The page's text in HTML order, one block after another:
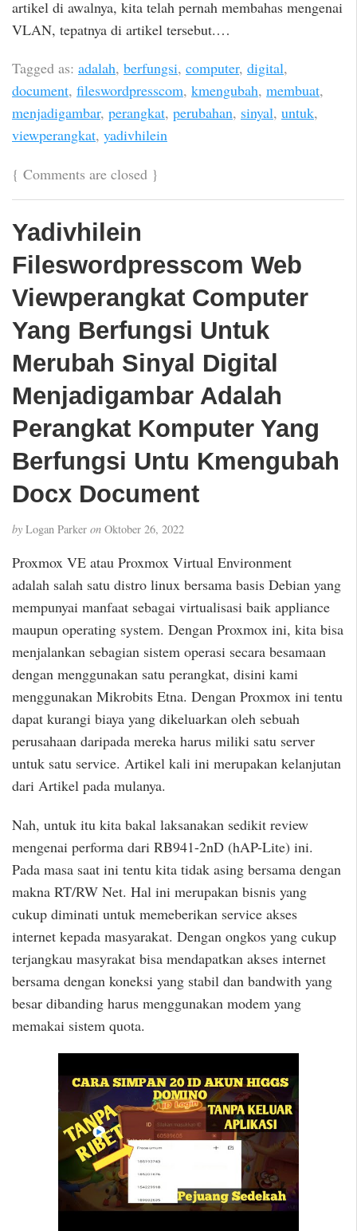
artikel di awalnya, kita telah pernah membahas mengenai
VLAN, tepatnya di artikel tersebut.…
Tagged as: adalah, berfungsi, computer, digital,
document, fileswordpresscom, kmengubah, membuat,
menjadigambar, perangkat, perubahan, sinyal, untuk,
viewperangkat, yadivhilein
{ Comments are closed }
Yadivhilein
Fileswordpresscom Web
Viewperangkat Computer
Yang Berfungsi Untuk
Merubah Sinyal Digital
Menjadigambar Adalah
Perangkat Komputer Yang
Berfungsi Untu Kmengubah
Docx Document
by Logan Parker on Oktober 26, 2022
Proxmox VE atau Proxmox Virtual Environment
adalah salah satu distro linux bersama basis Debian yang
mempunyai manfaat sebagai virtualisasi baik appliance
maupun operating system. Dengan Proxmox ini, kita bisa
menjalankan sebagian sistem operasi secara besamaan
dengan menggunakan satu perangkat, disini kami
menggunakan Mikrobits Etna. Dengan Proxmox ini tentu
dapat kurangi biaya yang dikeluarkan oleh sebuah
perusahaan daripada mereka harus miliki satu server
untuk satu service. Artikel kali ini merupakan kelanjutan
dari Artikel pada mulanya.
Nah, untuk itu kita bakal laksanakan sedikit review
mengenai performa dari RB941-2nD (hAP-Lite) ini.
Pada masa saat ini tentu kita tidak asing bersama dengan
makna RT/RW Net. Hal ini merupakan bisnis yang
cukup diminati untuk memeberikan service akses
internet kepada masyarakat. Dengan ongkos yang cukup
terjangkau masyrakat bisa mendapatkan akses internet
bersama dengan koneksi yang stabil dan bandwith yang
besar dibanding harus menggunakan modem yang
memakai sistem quota.